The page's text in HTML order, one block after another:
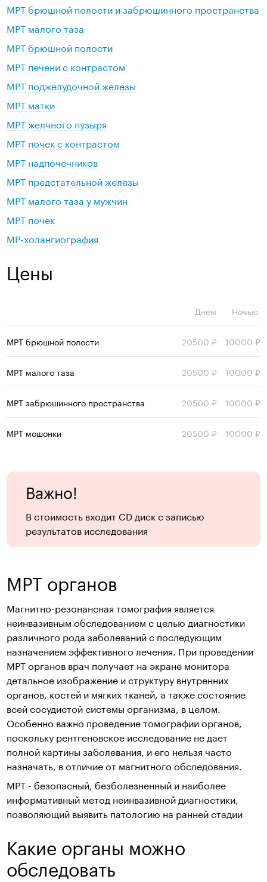
МРТ брюшной полости и забрюшинного пространства
МРТ малого таза
МРТ брюшной полости
МРТ печени с контрастом
МРТ поджелудочной железы
МРТ матки
МРТ желчного пузыря
МРТ почек с контрастом
МРТ надпочечников
МРТ предстательной железы
МРТ малого таза у мужчин
МРТ почек
МР-холангиография
Цены
Днем Ночью
МРТ брюшной полости 20500 ₽ 10000 ₽
МРТ малого таза 20500 ₽ 10000 ₽
МРТ забрюшинного пространства 20500 ₽ 10000 ₽
МРТ мошонки 20500 ₽ 10000 ₽
Важно!
В стоимость входит CD диск с записью
результатов исследования
МРТ органов
Магнитно-резонансная томография является
неинвазивным обследованием с целью диагностики
различного рода заболеваний с последующим
назначением эффективного лечения. При проведении
МРТ органов врач получает на экране монитора
детальное изображение и структуру внутренних
органов, костей и мягких тканей, а также состояние
всей сосудистой системы организма, в целом.
Особенно важно проведение томографии органов,
поскольку рентгеновское исследование не дает
полной картины заболевания, и его нельзя часто
назначать, в отличие от магнитного обследования.
МРТ - безопасный, безболезненный и наиболее
информативный метод неинвазивной диагностики,
позволяющий выявить патологию на ранней стадии
Какие органы можно
обследовать